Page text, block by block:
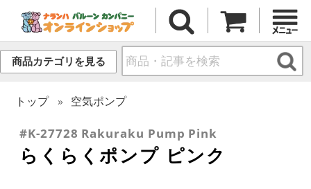
商品カテゴリを見る
トップ 空気ポンプ
#K-27728 Rakuraku Pump Pink
らくらくポンプ ピンク